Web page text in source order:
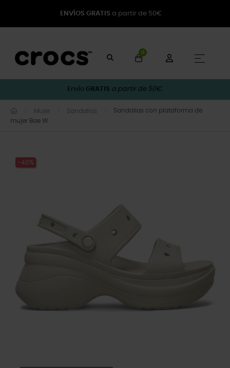
ENVÍOS GRATIS a partir de 50€
0
☰
Envío GRATIS a partir de 50€.
Mujer Sandalias
Sandalias con plataforma de
mujer Bae W
-40%